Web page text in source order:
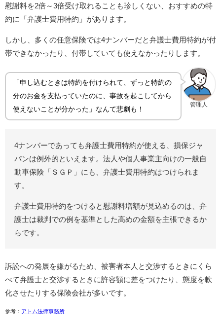
慰謝料を2倍～3倍受け取れることも珍しくない、おすすめの特
約に「弁護士費用特約」があります。
しかし、多くの任意保険では4ナンバーだと弁護士費用特約が付
帯できなかったり、付帯していても使えなかったりします。
管理人
「申し込むときは特約を付けられて、ずっと特約の
分のお金を支払っていたのに、事故を起こしてから
使えないことが分かった」なんて悲劇も！
4ナンバーであっても弁護士費用特約が使える、損保ジャ
パンは例外的といえます。法人や個人事業主向けの一般自
動車保険「ＳＧＰ」にも、弁護士費用特約はつけられま
す。
弁護士費用特約をつけると慰謝料増額が見込めるのは、弁
護士は裁判での例を基準とした高めの金額を主張できるか
らです。
訴訟への発展を嫌がるため、被害者本人と交渉するときにくら
べて弁護士と交渉するときに許容額に差をつけたり、態度を軟
化させたりする保険会社が多いです。
参考： アトム法律事務所